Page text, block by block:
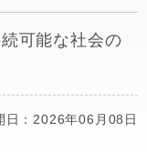
可能な社会の
日：2026年06月08日